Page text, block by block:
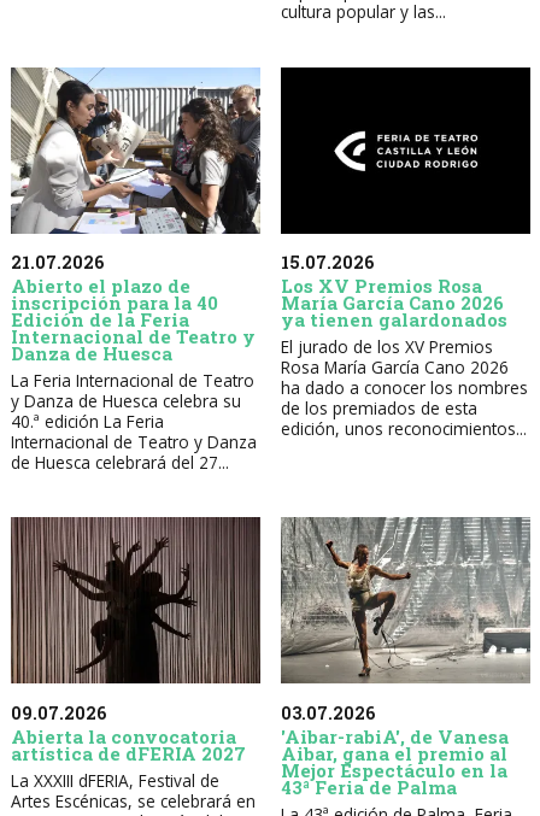
cultura popular y las...
21.07.2026
Abierto el plazo de
inscripción para la 40
Edición de la Feria
Internacional de Teatro y
Danza de Huesca
La Feria Internacional de Teatro
y Danza de Huesca celebra su
40.ª edición La Feria
Internacional de Teatro y Danza
de Huesca celebrará del 27...
15.07.2026
Los XV Premios Rosa
María García Cano 2026
ya tienen galardonados
El jurado de los XV Premios
Rosa María García Cano 2026
ha dado a conocer los nombres
de los premiados de esta
edición, unos reconocimientos...
09.07.2026
Abierta la convocatoria
artística de dFERIA 2027
La XXXIII dFERIA, Festival de
Artes Escénicas, se celebrará en
03.07.2026
'Aibar-rabiA', de Vanesa
Aibar, gana el premio al
Mejor Espectáculo en la
43ª Feria de Palma